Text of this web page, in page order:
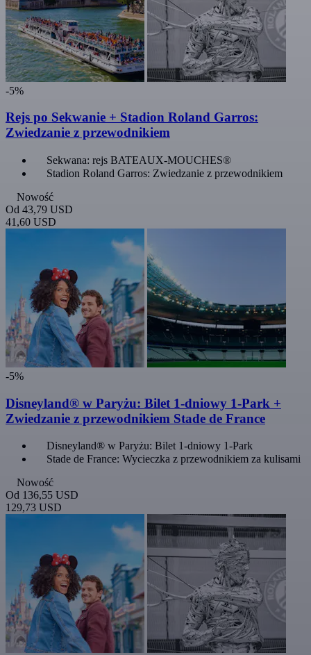
-5%
Rejs po Sekwanie + Stadion Roland Garros:
Zwiedzanie z przewodnikiem
Sekwana: rejs BATEAUX-MOUCHES®
Stadion Roland Garros: Zwiedzanie z przewodnikiem
Nowość
Od 43,79 USD
41,60 USD
-5%
Disneyland® w Paryżu: Bilet 1-dniowy 1-Park +
Zwiedzanie z przewodnikiem Stade de France
Disneyland® w Paryżu: Bilet 1-dniowy 1-Park
Stade de France: Wycieczka z przewodnikiem za kulisami
Nowość
Od 136,55 USD
129,73 USD